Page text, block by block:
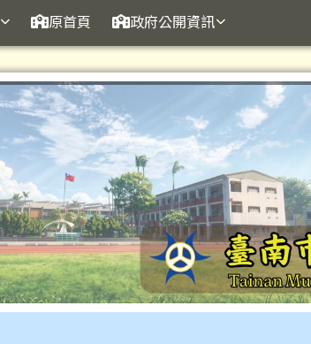
原首頁 政府公開資訊